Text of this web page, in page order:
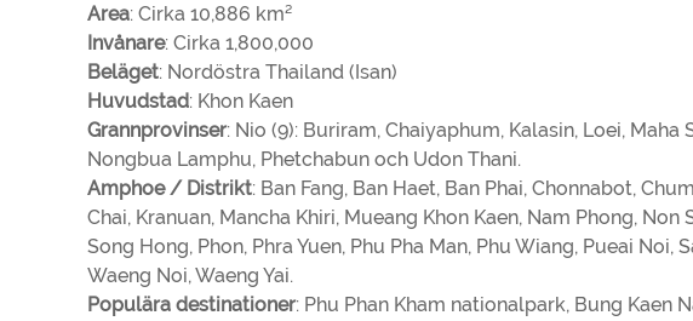
Area: Cirka 10,886 km²
Invånare: Cirka 1,800,000
Beläget: Nordöstra Thailand (Isan)
Huvudstad: Khon Kaen
Grannprovinser: Nio (9): Buriram, Chaiyaphum, Kalasin, Loei,
Nongbua Lamphu, Phetchabun och Udon Thani.
Amphoe / Distrikt: Ban Fang, Ban Haet, Ban Phai, Chonnabot,
Chai, Kranuan, Mancha Khiri, Mueang Khon Kaen, Nam Phong,
Song Hong, Phon, Phra Yuen, Phu Pha Man, Phu Wiang, Pueai Noi,
Waeng Noi, Waeng Yai.
Populära destinationer: Phu Phan Kham nationalpark, Bung Kaen